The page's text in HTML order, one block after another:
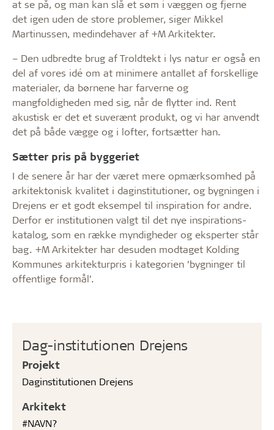
Dag-institutionen Drejens
Projekt
Daginstitutionen Drejens
Arkitekt
#NAVN?
at se på, og man kan slå et søm i væggen og fjerne
det igen uden de store problemer, siger Mikkel
Martinussen, medinde­haver af +M Arkitekter.
– Den udbredte brug af Troldtekt i lys natur er også en
del af vores idé om at minimere antallet af forskel­lige
materialer, da børnene har farverne og
mangfoldigheden med sig, når de flytter ind. Rent
akustisk er det et suverænt produkt, og vi har anvendt
det på både vægge og i lofter, fortsætter han.
Sætter pris på byggeriet
I de senere år har der været mere opmærksomhed på
arkitektonisk kvalitet i daginstitutioner, og bygningen i
Drejens er et godt eksempel til inspiration for andre.
Derfor er institutionen valgt til det nye inspirations­
katalog, som en række myndigheder og eksperter står
bag. +M Arkitekter har desuden modtaget Kolding
Kommunes arkitekturpris i kategorien ’bygninger til
offentlige formål’.